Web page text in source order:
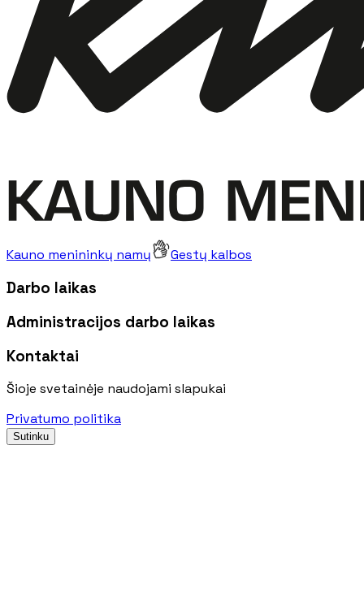
Kauno menininkų namų Gestų kalbos
Darbo laikas
Administracijos darbo laikas
Kontaktai
Šioje svetainėje naudojami slapukai
Privatumo politika
Sutinku